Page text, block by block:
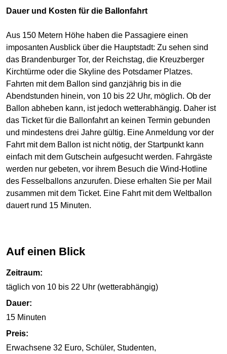
Dauer und Kosten für die Ballonfahrt
Aus 150 Metern Höhe haben die Passagiere einen
imposanten Ausblick über die Hauptstadt: Zu sehen sind
das Brandenburger Tor, der Reichstag, die Kreuzberger
Kirchtürme oder die Skyline des Potsdamer Platzes.
Fahrten mit dem Ballon sind ganzjährig bis in die
Abendstunden hinein, von 10 bis 22 Uhr, möglich. Ob der
Ballon abheben kann, ist jedoch wetterabhängig. Daher ist
das Ticket für die Ballonfahrt an keinen Termin gebunden
und mindestens drei Jahre gültig. Eine Anmeldung vor der
Fahrt mit dem Ballon ist nicht nötig, der Startpunkt kann
einfach mit dem Gutschein aufgesucht werden. Fahrgäste
werden nur gebeten, vor ihrem Besuch die Wind-Hotline
des Fesselballons anzurufen. Diese erhalten Sie per Mail
zusammen mit dem Ticket. Eine Fahrt mit dem Weltballon
dauert rund 15 Minuten.
Auf einen Blick
Zeitraum:
täglich von 10 bis 22 Uhr (wetterabhängig)
Dauer:
15 Minuten
Preis:
Erwachsene 32 Euro, Schüler, Studenten,